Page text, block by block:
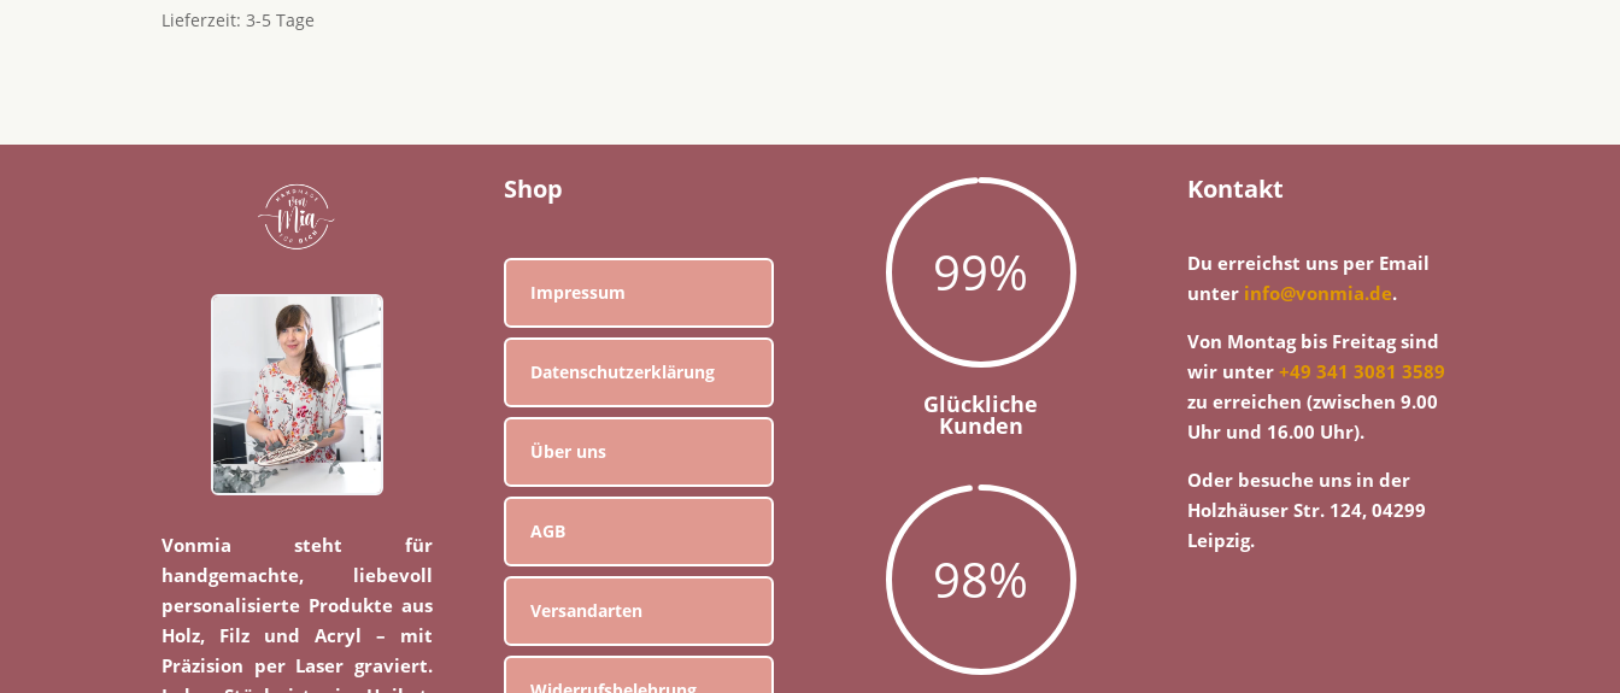
Lieferzeit:3-5 Tage
Vonmia steht für
handgemachte, liebevoll
personalisierte Produkte aus
Holz, Filz und Acryl – mit
Präzision per Laser graviert.
Shop
Impressum
Datenschutzerklärung
Über uns
AGB
Versandarten
99%
Glückliche
Kunden
98%
Kontakt
Du erreichst uns per Email
unter info@vonmia.de.
Von Montag bis Freitag sind
wir unter+49 341 3081 3589
zu erreichen (zwischen 9.00
Uhr und 16.00 Uhr).
Oder besuche uns in der
Holzhäuser Str. 124, 04299
Leipzig.